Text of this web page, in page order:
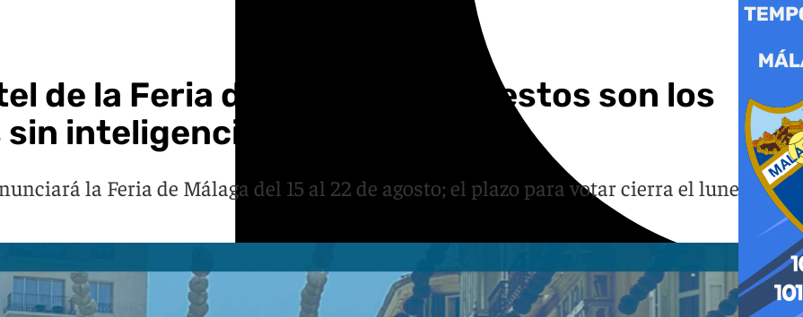
de la Feria de Málaga 2026: estos son los
inteligencia artificial
la Feria de Málaga del 15 al 22 de agosto; el plazo para votar cierra el lunes 29